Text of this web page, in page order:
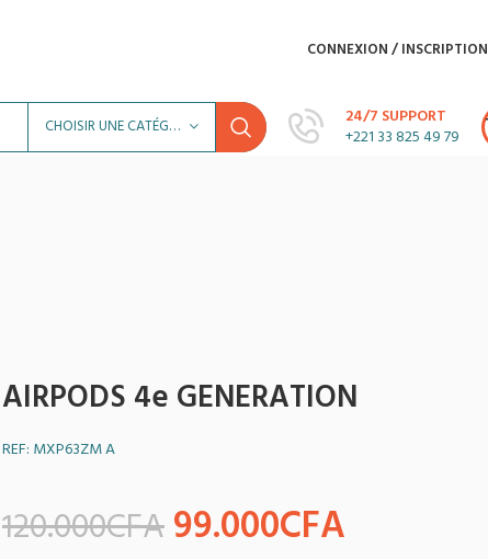
CONNEXION / INSCRIPTION
CHOISIR UNE CATÉGORIE
24/7 SUPPORT
+221 33 825 49 79
AIRPODS 4e GENERATION
REF: MXP63ZM A
120.000CFA99.000CFA